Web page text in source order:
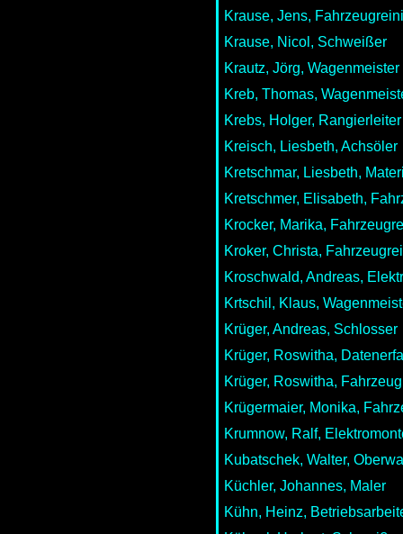
Krause, Jens,
Krause, Nicol, Schweißer
Krautz, Jörg, Wagenmeister
Kreb, Thomas,
Krebs, Holger, Rangierleiter
Kreisch, Liesbeth, Achsöler
Kretschmar, Liesbeth,
Kretschmer, Elisabeth,
Krocker, Marika,
Kroker, Christa,
Kroschwald, Andreas,
Krtschil, Klaus,
Krüger, Andreas, Schlosser
Krüger, Roswitha,
Krüger, Roswitha,
Krügermaier, Monika,
Krumnow, Ralf,
Kubatschek, Walter,
Küchler, Johannes, Maler
Kühn, Heinz,